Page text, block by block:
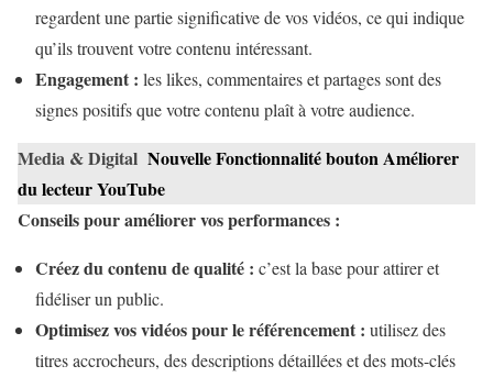
regardent une partie significative de vos vidéos, ce qui indique
qu’ils trouvent votre contenu intéressant.
Engagement : les likes, commentaires et partages sont des
signes positifs que votre contenu plaît à votre audience.
Media & Digital Nouvelle Fonctionnalité bouton Améliorer
du lecteur YouTube
Conseils pour améliorer vos performances :
Créez du contenu de qualité : c’est la base pour attirer et
fidéliser un public.
Optimisez vos vidéos pour le référencement : utilisez des
titres accrocheurs, des descriptions détaillées et des mots-clés